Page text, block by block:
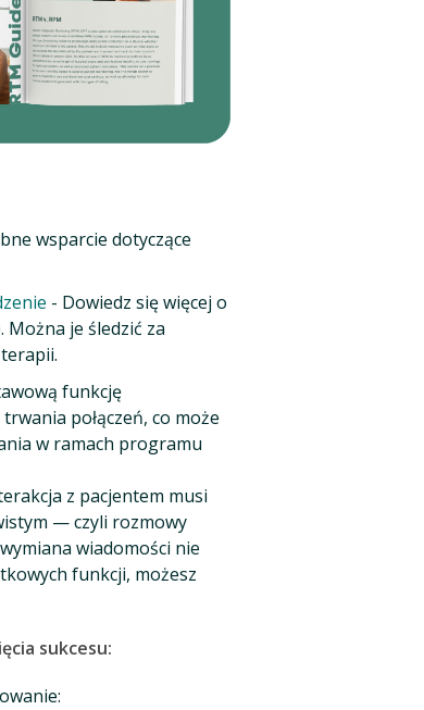
wsparcie dotyczące
- Dowiedz się więcej o
Można je śledzić za
funkcję
połączeń, co może
w ramach programu
z pacjentem musi
— czyli rozmowy
wiadomości nie
funkcji, możesz
sukcesu: